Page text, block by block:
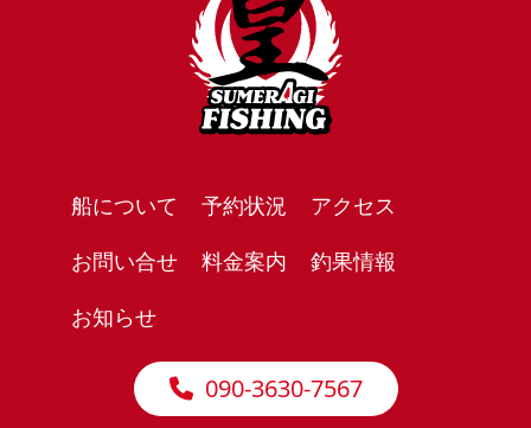
船について 予約状況
アクセス
お問い合せ
料金案内
釣果情報
お知らせ
090-3630-7567